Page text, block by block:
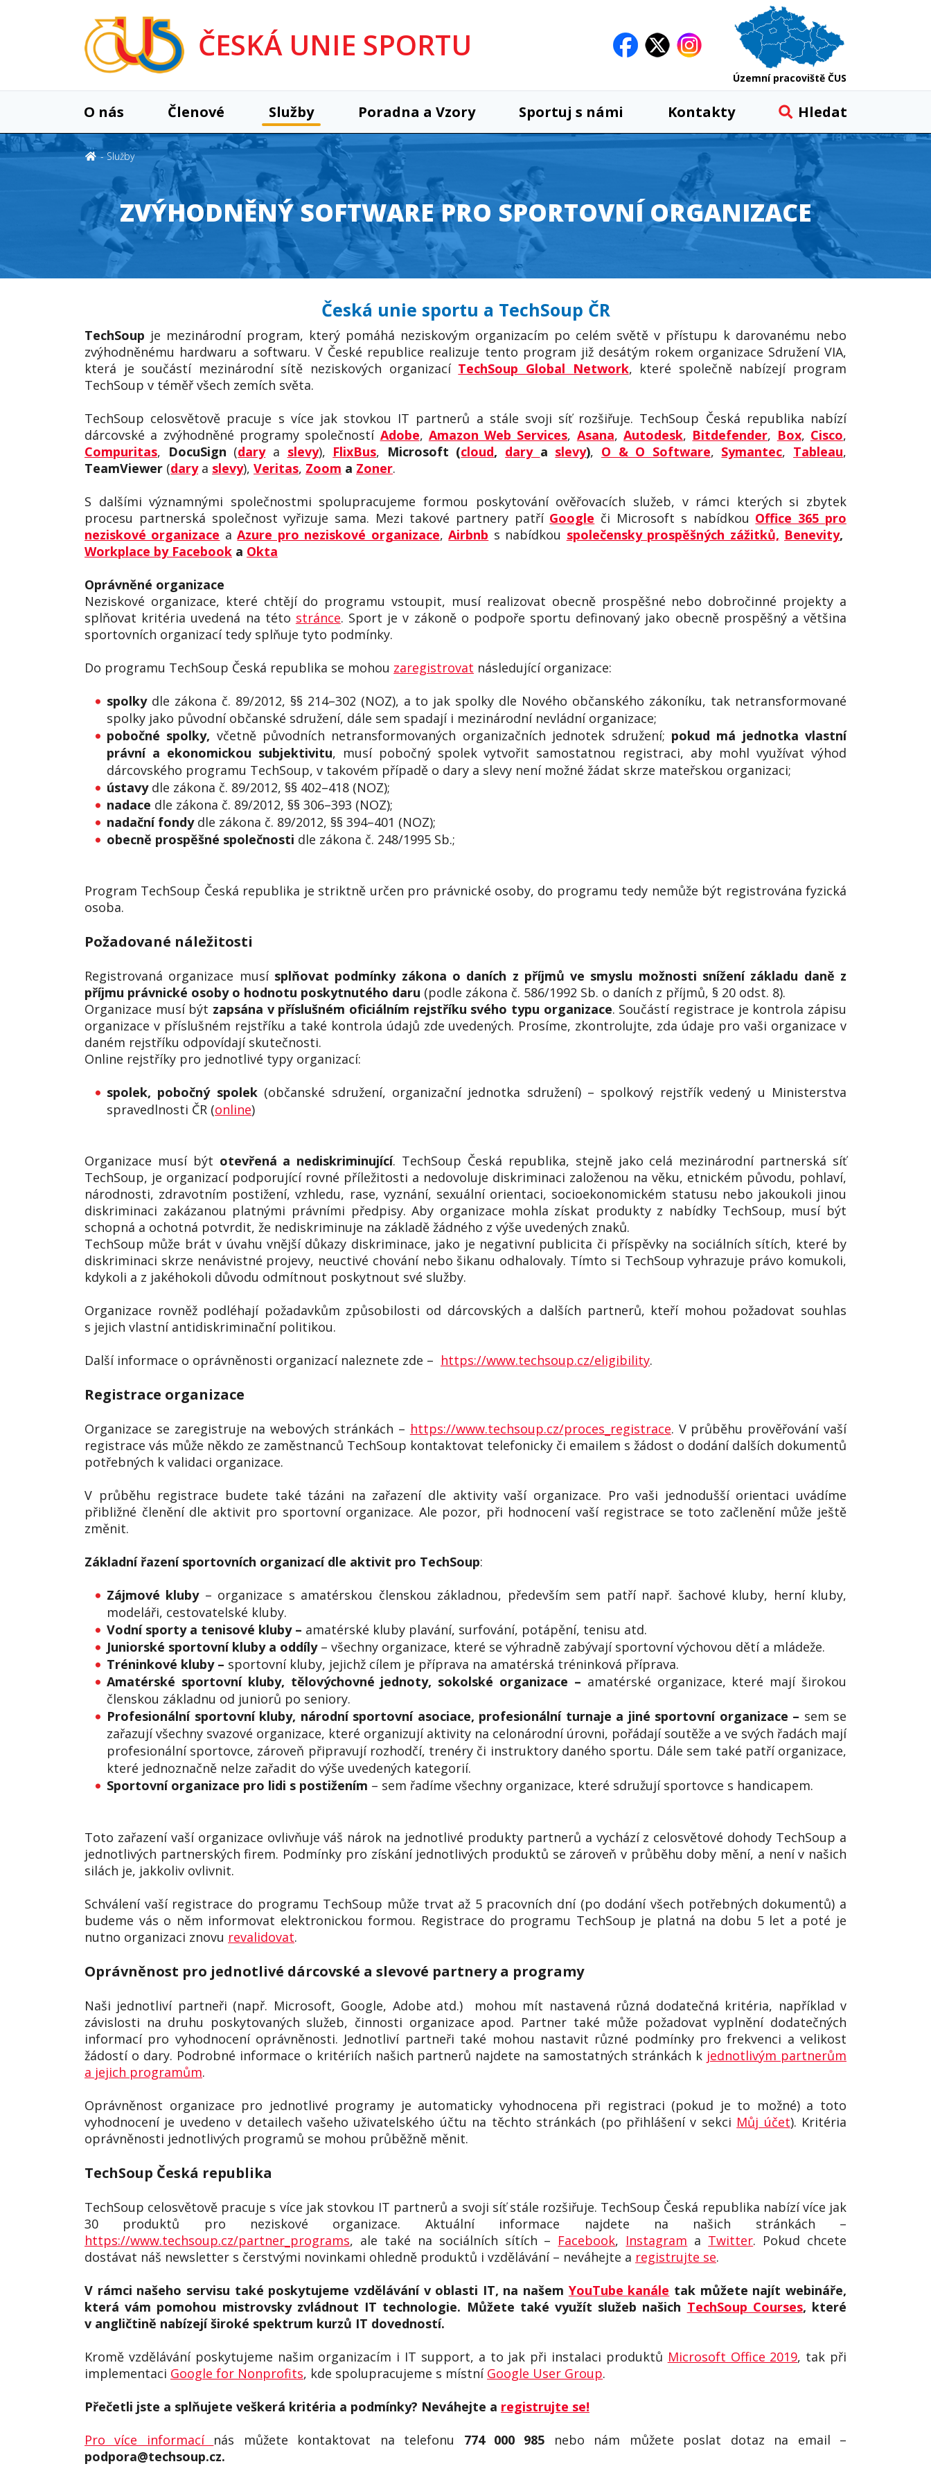
ČESKÁ UNIE SPORTU
Územní pracoviště ČUS
O nás Členové Služby Poradna a Vzory Sportuj s námi Kontakty Hledat
Služby
ZVÝHODNĚNÝ SOFTWARE PRO SPORTOVNÍ ORGANIZACE
Česká unie sportu a TechSoup ČR
TechSoup je mezinárodní program, který pomáhá neziskovým organizacím po celém světě v přístupu k darovanému nebo
zvýhodněnému hardwaru a softwaru. V České republice realizuje tento program již desátým rokem organizace Sdružení VIA,
která je součástí mezinárodní sítě neziskových organizací TechSoup Global Network, které společně nabízejí program
TechSoup v téměř všech zemích světa.
TechSoup celosvětově pracuje s více jak stovkou IT partnerů a stále svoji síť rozšiřuje. TechSoup Česká republika nabízí
dárcovské a zvýhodněné programy společností Adobe, Amazon Web Services, Asana,Autodesk, Bitdefender, Box, Cisco,
Compuritas, DocuSign (darya slevy), FlixBus, Microsoft (cloud, dary a slevy), O & O Software, Symantec, Tableau,
TeamViewer (darya slevy), Veritas, Zoom a Zoner.
S dalšími významnými společnostmi spolupracujeme formou poskytování ověřovacích služeb, v rámci kterých si zbytek
procesu partnerská společnost vyřizuje sama. Mezi takové partnery patří Google či Microsoft s nabídkou Office 365 pro
neziskové organizace aAzure pro neziskové organizace,Airbnb s nabídkou společensky prospěšných zážitků, Benevity,
Workplace by Facebook a Okta
Oprávněné organizace
Neziskové organizace, které chtějí do programu vstoupit, musí realizovat obecně prospěšné nebo dobročinné projekty a
splňovat kritéria uvedená na této stránce. Sport je v zákoně o podpoře sportu definovaný jako obecně prospěšný a většina
sportovních organizací tedy splňuje tyto podmínky.
Do programu TechSoup Česká republika se mohou zaregistrovat následující organizace:
spolkydle zákona č. 89/2012, §§ 214–302 (NOZ), a to jak spolky dle Nového občanského zákoníku, tak netransformované
spolky jako původní občanské sdružení, dále sem spadají i mezinárodní nevládní organizace;
pobočné spolky, včetně původních netransformovaných organizačních jednotek sdružení; pokud má jednotka vlastní
právní a ekonomickou subjektivitu, musí pobočný spolek vytvořit samostatnou registraci, aby mohl využívat výhod
dárcovského programu TechSoup, v takovém případě o dary a slevy není možné žádat skrze mateřskou organizaci;
ústavydle zákona č. 89/2012, §§ 402–418 (NOZ);
nadace dle zákona č. 89/2012, §§ 306–393 (NOZ);
nadační fondydle zákona č. 89/2012, §§ 394–401 (NOZ);
obecně prospěšné společnosti dle zákona č. 248/1995 Sb.;
Program TechSoup Česká republika je striktně určen pro právnické osoby, do programu tedy nemůže být registrována fyzická
osoba.
Požadované náležitosti
Registrovaná organizace musí splňovat podmínky zákona o daních z příjmů ve smyslu možnosti snížení základu daně z
příjmu právnické osoby o hodnotu poskytnutého daru (podle zákona č. 586/1992 Sb. o daních z příjmů, § 20 odst. 8).
Organizace musí být zapsána v příslušném oficiálním rejstříku svého typu organizace. Součástí registrace je kontrola zápisu
organizace v příslušném rejstříku a také kontrola údajů zde uvedených. Prosíme, zkontrolujte, zda údaje pro vaši organizace v
daném rejstříku odpovídají skutečnosti.
Online rejstříky pro jednotlivé typy organizací:
spolek, pobočný spolek(občanské sdružení, organizační jednotka sdružení) – spolkový rejstřík vedený u Ministerstva
spravedlnosti ČR (online)
Organizace musí být otevřená a nediskriminující. TechSoup Česká republika, stejně jako celá mezinárodní partnerská síť
TechSoup, je organizací podporující rovné příležitosti a nedovoluje diskriminaci založenou na věku, etnickém původu, pohlaví,
národnosti, zdravotním postižení, vzhledu, rase, vyznání, sexuální orientaci, socioekonomickém statusu nebo jakoukoli jinou
diskriminaci zakázanou platnými právními předpisy. Aby organizace mohla získat produkty z nabídky TechSoup, musí být
schopná a ochotná potvrdit, že nediskriminuje na základě žádného z výše uvedených znaků.
TechSoup může brát v úvahu vnější důkazy diskriminace, jako je negativní publicita či příspěvky na sociálních sítích, které by
diskriminaci skrze nenávistné projevy, neuctivé chování nebo šikanu odhalovaly. Tímto si TechSoup vyhrazuje právo komukoli,
kdykoli a z jakéhokoli důvodu odmítnout poskytnout své služby.
Organizace rovněž podléhají požadavkům způsobilosti od dárcovských a dalších partnerů, kteří mohou požadovat souhlas
s jejich vlastní antidiskriminační politikou.
Další informace o oprávněnosti organizací naleznete zde – https://www.techsoup.cz/eligibility.
Registrace organizace
Organizace se zaregistruje na webových stránkách – https://www.techsoup.cz/proces_registrace. V průběhu prověřování vaší
registrace vás může někdo ze zaměstnanců TechSoup kontaktovat telefonicky či emailem s žádost o dodání dalších dokumentů
potřebných k validaci organizace.
V průběhu registrace budete také tázáni na zařazení dle aktivity vaší organizace. Pro vaši jednodušší orientaci uvádíme
přibližné členění dle aktivit pro sportovní organizace. Ale pozor, při hodnocení vaší registrace se toto začlenění může ještě
změnit.
Základní řazení sportovních organizací dle aktivit pro TechSoup:
Zájmové kluby– organizace s amatérskou členskou základnou, především sem patří např. šachové kluby, herní kluby,
modeláři, cestovatelské kluby.
Vodní sporty a tenisové kluby – amatérské kluby plavání, surfování, potápění, tenisu atd.
Juniorské sportovní kluby a oddíly – všechny organizace, které se výhradně zabývají sportovní výchovou dětí a mládeže.
Tréninkové kluby – sportovní kluby, jejichž cílem je příprava na amatérská tréninková příprava.
Amatérské sportovní kluby, tělovýchovné jednoty, sokolské organizace – amatérské organizace, které mají širokou
členskou základnu od juniorů po seniory.
Profesionální sportovní kluby, národní sportovní asociace, profesionální turnaje a jiné sportovní organizace – sem se
zařazují všechny svazové organizace, které organizují aktivity na celonárodní úrovni, pořádají soutěže a ve svých řadách mají
profesionální sportovce, zároveň připravují rozhodčí, trenéry či instruktory daného sportu. Dále sem také patří organizace,
které jednoznačně nelze zařadit do výše uvedených kategorií.
Sportovní organizace pro lidi s postižením – sem řadíme všechny organizace, které sdružují sportovce s handicapem.
Toto zařazení vaší organizace ovlivňuje váš nárok na jednotlivé produkty partnerů a vychází z celosvětové dohody TechSoup a
jednotlivých partnerských firem. Podmínky pro získání jednotlivých produktů se zároveň v průběhu doby mění, a není v našich
silách je, jakkoliv ovlivnit.
Schválení vaší registrace do programu TechSoup může trvat až 5 pracovních dní (po dodání všech potřebných dokumentů) a
budeme vás o něm informovat elektronickou formou. Registrace do programu TechSoup je platná na dobu 5 let a poté je
nutno organizaci znovu revalidovat.
Oprávněnost pro jednotlivé dárcovské a slevové partnery a programy
Naši jednotliví partneři (např. Microsoft, Google, Adobe atd.) mohou mít nastavená různá dodatečná kritéria, například v
závislosti na druhu poskytovaných služeb, činnosti organizace apod. Partner také může požadovat vyplnění dodatečných
informací pro vyhodnocení oprávněnosti. Jednotliví partneři také mohou nastavit různé podmínky pro frekvenci a velikost
žádostí o dary. Podrobné informace o kritériích našich partnerů najdete na samostatných stránkách k jednotlivým partnerům
a jejich programům.
Oprávněnost organizace pro jednotlivé programy je automaticky vyhodnocena při registraci (pokud je to možné) a toto
vyhodnocení je uvedeno v detailech vašeho uživatelského účtu na těchto stránkách (po přihlášení v sekci Můj účet). Kritéria
oprávněnosti jednotlivých programů se mohou průběžně měnit.
TechSoup Česká republika
TechSoup celosvětově pracuje s více jak stovkou IT partnerů a svoji síť stále rozšiřuje. TechSoup Česká republika nabízí více jak
30 produktů pro neziskové organizace. Aktuální informace najdete na našich stránkách –
https://www.techsoup.cz/partner_programs, ale také na sociálních sítích – Facebook, Instagram a Twitter. Pokud chcete
dostávat náš newsletter s čerstvými novinkami ohledně produktů i vzdělávání – neváhejte a registrujte se.
V rámci našeho servisu také poskytujeme vzdělávání v oblasti IT, na našem YouTube kanále tak můžete najít webináře,
která vám pomohou mistrovsky zvládnout IT technologie. Můžete také využít služeb našich TechSoup Courses, které
v angličtině nabízejí široké spektrum kurzů IT dovedností.
Kromě vzdělávání poskytujeme našim organizacím i IT support, a to jak při instalaci produktů Microsoft Office 2019, tak při
implementaci Google for Nonprofits, kde spolupracujeme s místní Google User Group.
Přečetli jste a splňujete veškerá kritéria a podmínky? Neváhejte a registrujte se!
Pro více informací nás můžete kontaktovat na telefonu 774 000 985 nebo nám můžete poslat dotaz na email –
podpora@techsoup.cz.